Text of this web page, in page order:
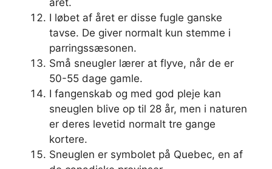
I løbet af året er disse fugle ganske
tavse. De giver normalt kun stemme i
parringssæsonen.
Små sneugler lærer at flyve, når de er
50-55 dage gamle.
I fangenskab og med god pleje kan
sneuglen blive op til 28 år, men i naturen
er deres levetid normalt tre gange
kortere.
Sneuglen er symbolet på Quebec, en af ​​